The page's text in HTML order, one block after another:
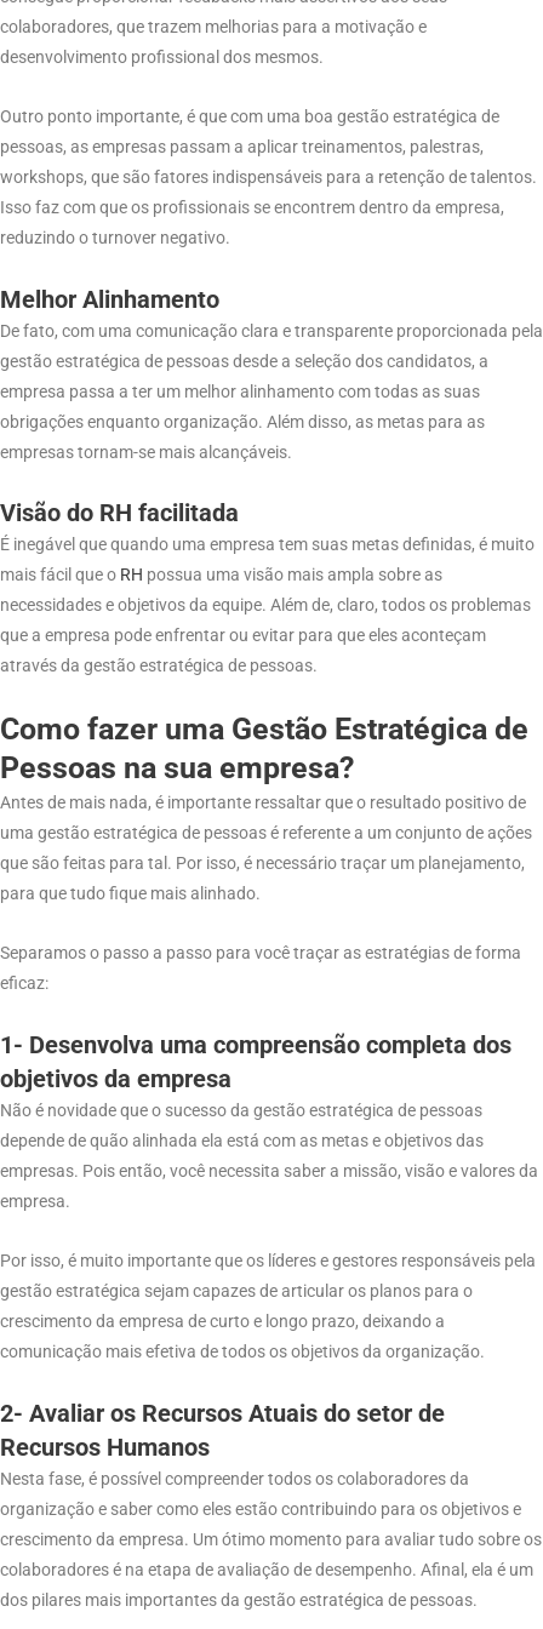
colaboradores, que trazem melhorias para a motivação e
desenvolvimento profissional dos mesmos.
Outro ponto importante, é que com uma boa gestão estratégica de
pessoas, as empresas passam a aplicar treinamentos, palestras,
workshops, que são fatores indispensáveis para a retenção de talentos.
Isso faz com que os profissionais se encontrem dentro da empresa,
reduzindo o turnover negativo.
Melhor Alinhamento
De fato, com uma comunicação clara e transparente proporcionada pela
gestão estratégica de pessoas desde a seleção dos candidatos, a
empresa passa a ter um melhor alinhamento com todas as suas
obrigações enquanto organização. Além disso, as metas para as
empresas tornam-se mais alcançáveis.
Visão do RH facilitada
É inegável que quando uma empresa tem suas metas definidas, é muito
mais fácil que o RH possua uma visão mais ampla sobre as
necessidades e objetivos da equipe. Além de, claro, todos os problemas
que a empresa pode enfrentar ou evitar para que eles aconteçam
através da gestão estratégica de pessoas.
Como fazer uma Gestão Estratégica de
Pessoas na sua empresa?
Antes de mais nada, é importante ressaltar que o resultado positivo de
uma gestão estratégica de pessoas é referente a um conjunto de ações
que são feitas para tal. Por isso, é necessário traçar um planejamento,
para que tudo fique mais alinhado.
Separamos o passo a passo para você traçar as estratégias de forma
eficaz:
1- Desenvolva uma compreensão completa dos
objetivos da empresa
Não é novidade que o sucesso da gestão estratégica de pessoas
depende de quão alinhada ela está com as metas e objetivos das
empresas. Pois então, você necessita saber a missão, visão e valores da
empresa.
Por isso, é muito importante que os líderes e gestores responsáveis pela
gestão estratégica sejam capazes de articular os planos para o
crescimento da empresa de curto e longo prazo, deixando a
comunicação mais efetiva de todos os objetivos da organização.
2- Avaliar os Recursos Atuais do setor de
Recursos Humanos
Nesta fase, é possível compreender todos os colaboradores da
organização e saber como eles estão contribuindo para os objetivos e
crescimento da empresa. Um ótimo momento para avaliar tudo sobre os
colaboradores é na etapa de avaliação de desempenho. Afinal, ela é um
dos pilares mais importantes da gestão estratégica de pessoas.